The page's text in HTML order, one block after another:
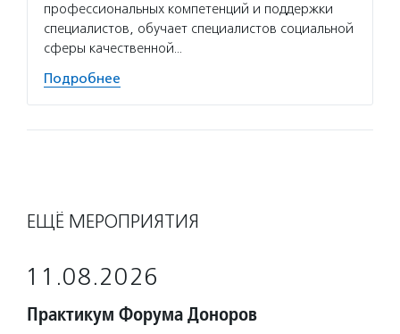
профессиональных компетенций и поддержки
специалистов, обучает специалистов социальной
сферы качественной…
Подробнее
ЕЩЁ МЕРОПРИЯТИЯ
11.08.2026
Практикум Форума Доноров